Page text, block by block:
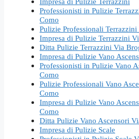
Professionisti in Pulizie
Como
Pulizie Professionali
Impresa di Pulizie Terrazzini
Ditta Pulizie Terrazzini Via
Impresa di Pulizie Vano
Professionisti in Pulizie Vano
Como
Pulizie Professionali Vano
Como
Impresa di Pulizie Vano
Como
Ditta Pulizie Vano Ascensori
Impresa di Pulizie Scale